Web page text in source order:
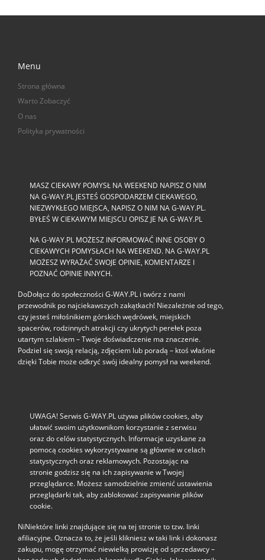
Menu
Strona główna
Warto Zobaczyć
O nas
Polityka prywatności
MASZ CIEKAWY POMYSŁ NA WEEKEND NAPISZ O NIM
NA G-WAY.PL JESTEŚ GOSPODARZEM CIEKAWEGO,
NIEZWYKŁEGO MIEJSCA, NAPISZ O NIM NA G-WAY.PL.
BYŁEŚ W CIEKAWYM MIEJSCU OPISZ JE NA G-WAY.PL
NA G-WAY.PL MOŻESZ INFORMOWAĆ INNE OSOBY O
CIEKAWYCH POMYSŁACH NA WEEKEND. NA G-WAY.PL
MOŻESZ WYRAŻAĆ SWOJE OPINIE, KOMENTARZE I
POZNAĆ OPINIE INNYCH.
DoDołącz do społeczności G‑WAY.PL i twórz z nami
przewodnik po najciekawszych zakątkach! Niezależnie od tego,
czy jesteś miłośnikiem górskich wędrówek, miejskich
spacerów, rodzinnych atrakcji czy ukrytych perełek poza
utartym szlakiem – Twoje doświadczenie ma znaczenie.
Podziel się swoją relacją, zdjęciem lub poradą – ktoś właśnie
dzięki Tobie może odkryć swój idealny pomysł na weekend.
UWAGA! Serwis G-WAY.PL używa plików cookies, aby
ułatwić swoim użytkownikom korzystanie z serwisu
oraz do celów statystycznych. Informacje uzyskane za
pomocą cookies wykorzystywane są głównie w celach
statystycznych oraz reklamowych. Pozostając na
stronie godzisz się na ich zapisywanie w Twojej
przeglądarce. Możesz samodzielnie zmienić ustawienia
przeglądarki tak, aby zablokować zapisywanie plików
cookie.
NiNiektóre linki znajdujące się na tej stronie to tzw. linki
afiliacyjne. Oznacza to, że jeśli klikniesz w taki link i dokonasz
zakupu, mogę otrzymać niewielką prowizję od sprzedawcy –